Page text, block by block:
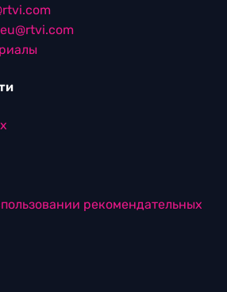
рекомендательных